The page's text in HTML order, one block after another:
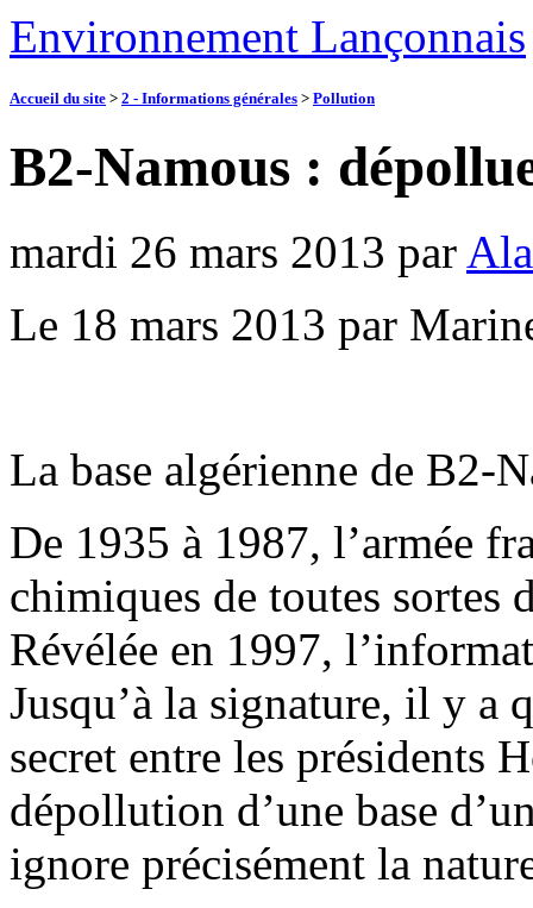
Environnement Lançonnais
Accueil du site > 2 - Informations générales > Pollution
B2-Namous :
mardi 26 mars 2013 par
Le 18 mars 2013 par
La base algérienne de B2-
De 1935 à 1987, l’armée
chimiques de toutes sortes
Révélée en 1997,
Jusqu’à la signature, il y a
secret entre les présidents
dépollution d’une base
ignore précisément la